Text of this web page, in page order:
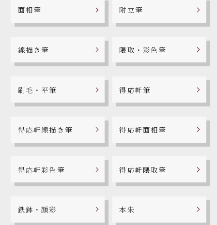
面相筆 附立筆
線描き筆 隈取・彩色筆
刷毛・平筆 得応軒筆
得応軒線描き筆 得応軒面相筆
得応軒彩色筆 得応軒隈取筆
鉄鉢・顔彩 本朱